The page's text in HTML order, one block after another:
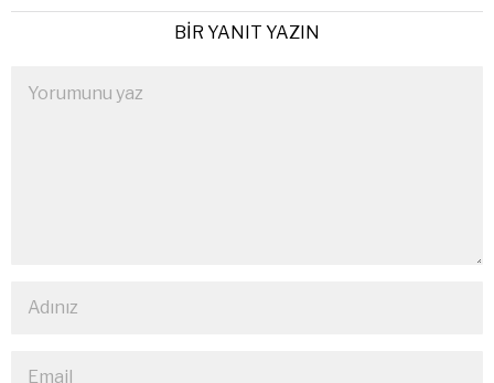
BIR YANIT YAZIN